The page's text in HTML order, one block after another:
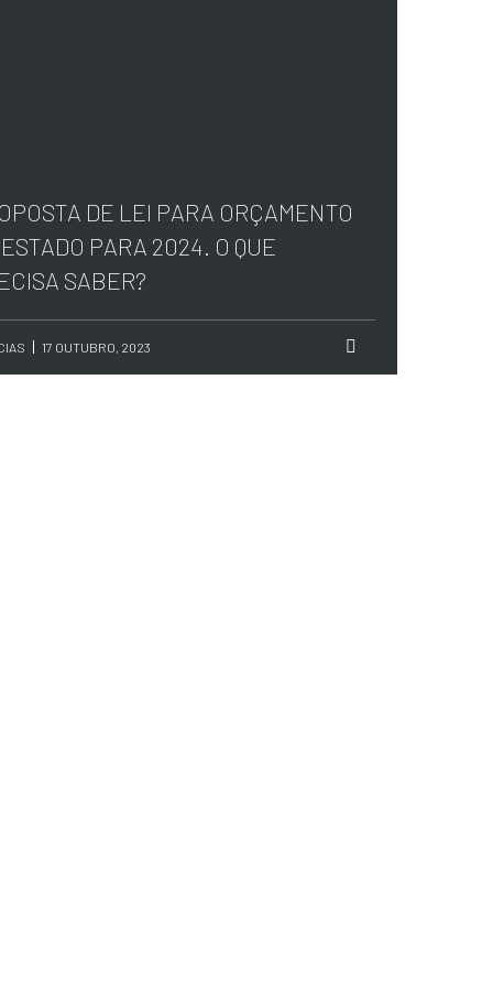
DE LEI PARA ORÇAMENTO
PARA 2024. O QUE
SABER?
17 OUTUBRO, 2023